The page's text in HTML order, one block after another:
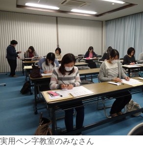
実用ペン字教室のみなさん